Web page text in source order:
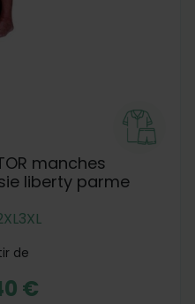
manches
liberty parme
3XL
de
€